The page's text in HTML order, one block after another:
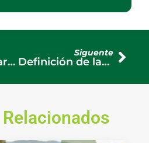
¿Cómo se Crearon las Herramientas y Cómo Han Evolucionado en la Agroindustria?
Siguente
Definición de las Herramientas: Base del Trabajo Agrícola Eficiente